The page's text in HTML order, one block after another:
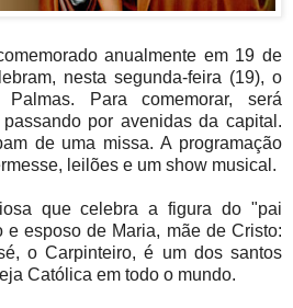
anualmente em 19 de
nesta segunda-feira (19), o
Para comemorar, será
por avenidas da capital.
de uma missa. A programação
leilões e um show musical.
que celebra a figura do "pai
e esposo de Maria, mãe de Cristo:
o Carpinteiro, é um dos santos
Católica em todo o mundo.